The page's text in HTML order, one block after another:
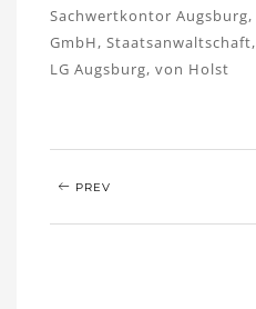
Sachwertkontor Augsburg,
GmbH, Staatsanwaltschaft,
LG Augsburg, von Holst
PREV